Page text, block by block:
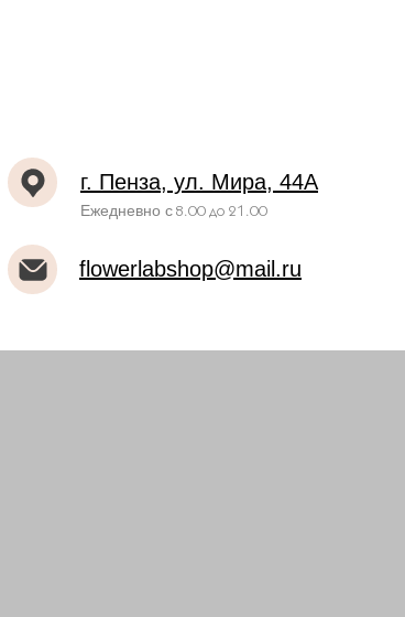
г. Пенза, ул. Мира, 44А
Ежедневно с8.00 до 21.00
flowerlabshop@mail.ru